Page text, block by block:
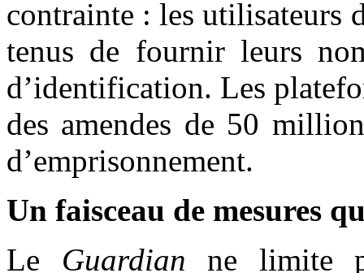
contrainte : les utilisateurs
tenus de fournir leurs
d’identification. Les
des amendes de 50
d’emprisonnement.
Un faisceau de mesures
Le Guardian ne limite